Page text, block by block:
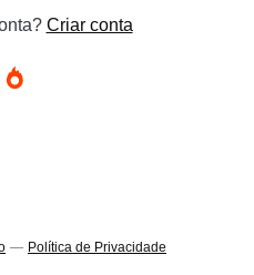
Criar conta
— Política de Privacidade